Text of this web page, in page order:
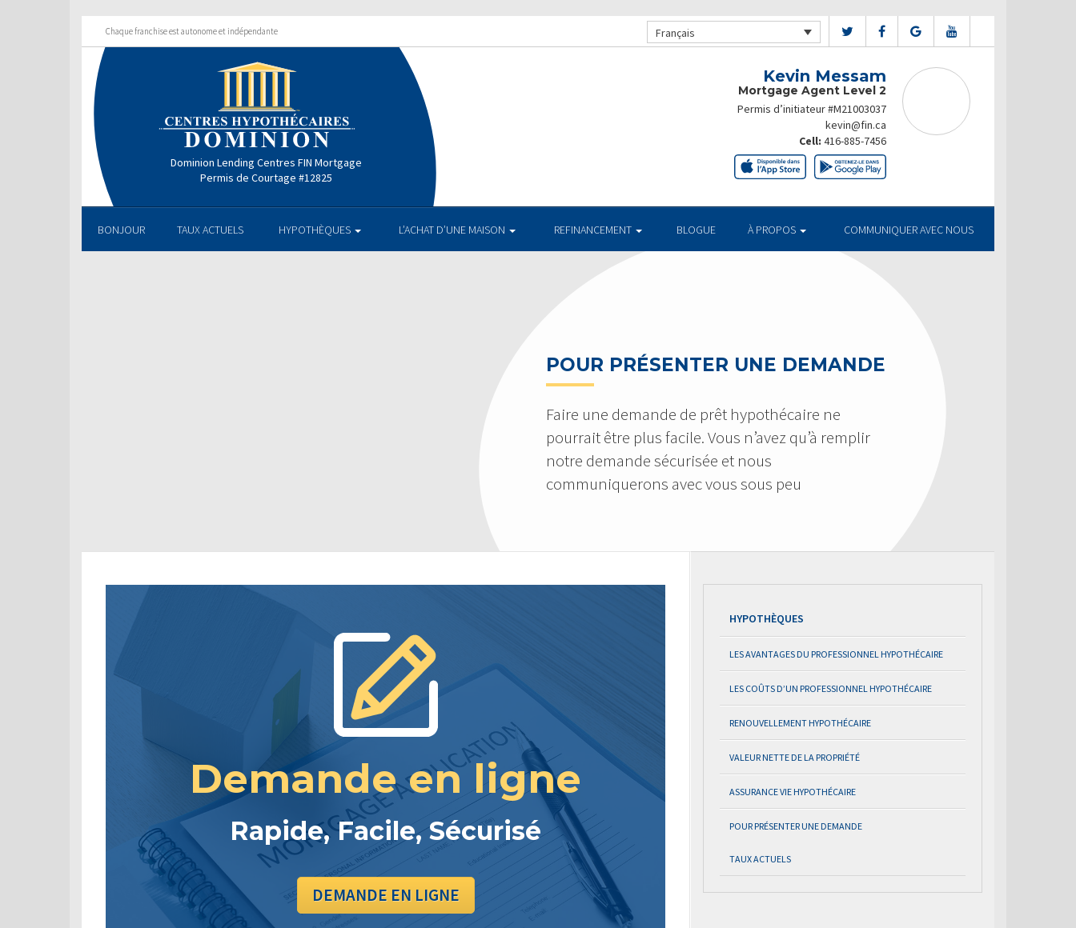
Chaque franchise est autonome et indépendante Français
Dominion Lending Centres FIN Mortgage
Permis de Courtage #12825
Kevin Messam
Mortgage Agent Level 2
Permis d’initiateur #M21003037
kevin@fin.ca
Cell: 416-885-7456
BONJOUR TAUX ACTUELS HYPOTHÈQUES L’ACHAT D’UNE MAISON REFINANCEMENT BLOGUE À PROPOS COMMUNIQUER AVEC NOUS
POUR PRÉSENTER UNE DEMANDE
Faire une demande de prêt hypothécaire ne
pourrait être plus facile. Vous n’avez qu’à remplir
notre demande sécurisée et nous
communiquerons avec vous sous peu
Demande en ligne
Rapide, Facile, Sécurisé
DEMANDE EN LIGNE
HYPOTHÈQUES
LES AVANTAGES DU PROFESSIONNEL HYPOTHÉCAIRE
LES COÛTS D’UN PROFESSIONNEL HYPOTHÉCAIRE
RENOUVELLEMENT HYPOTHÉCAIRE
VALEUR NETTE DE LA PROPRIÉTÉ
ASSURANCE VIE HYPOTHÉCAIRE
POUR PRÉSENTER UNE DEMANDE
TAUX ACTUELS